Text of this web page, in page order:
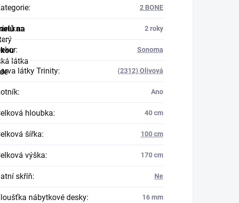
na
látka
: 2 BONE
: 2 roky
: Sonoma
látky Trinity: (2312) Olivová
: Ano
hloubka: 40 cm
šířka: 100 cm
výška: 170 cm
skříň: Ne
nábytkové desky: 16 mm